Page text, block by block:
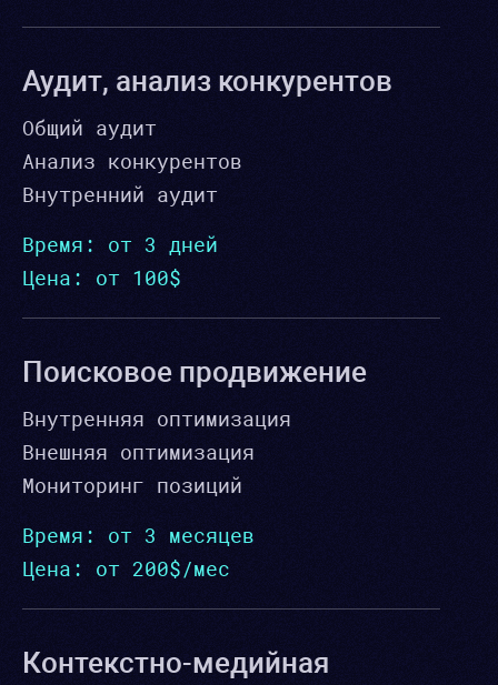
Аудит, анализ конкурентов
Общий аудит
Анализ конкурентов
Внутренний аудит
Время: от 3 дней
Цена: от 100$
Поисковое продвижение
Внутренняя оптимизация
Внешняя оптимизация
Мониторинг позиций
Время: от 3 месяцев
Цена: от 200$/мес
Контекстно-медийная